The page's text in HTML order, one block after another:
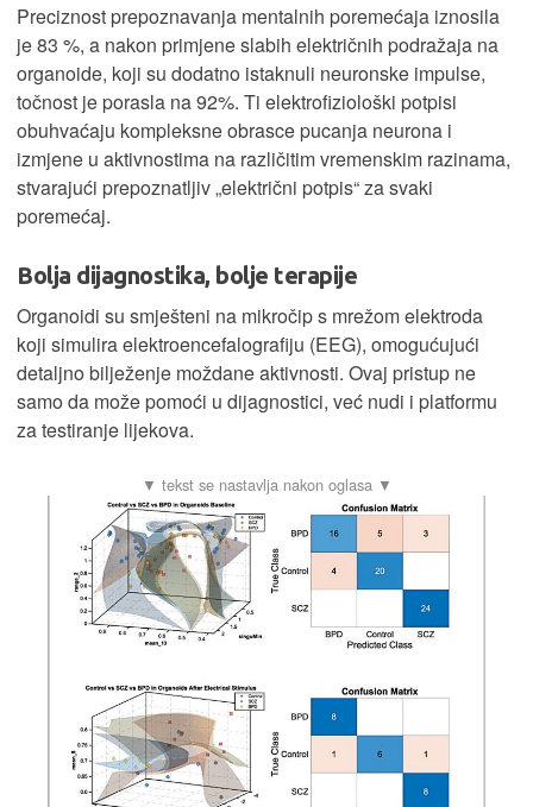
Preciznost prepoznavanja mentalnih poremećaja iznosila
je 83 %, a nakon primjene slabih električnih podražaja na
organoide, koji su dodatno istaknuli neuronske impulse,
točnost je porasla na 92%. Ti elektrofiziološki potpisi
obuhvaćaju kompleksne obrasce pucanja neurona i
izmjene u aktivnostima na različitim vremenskim razinama,
stvarajući prepoznatljiv „električni potpis“ za svaki
poremećaj.
Bolja dijagnostika, bolje terapije
Organoidi su smješteni na mikročip s mrežom elektroda
koji simulira elektroencefalografiju (EEG), omogućujući
detaljno bilježenje moždane aktivnosti. Ovaj pristup ne
samo da može pomoći u dijagnostici, već nudi i platformu
za testiranje lijekova.